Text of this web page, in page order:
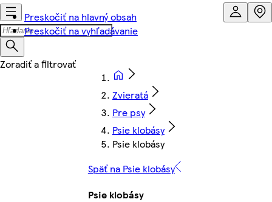
Preskočiť na hlavný obsah
Preskočiť na vyhľadávanie
Zvieratá
Pre psy
Psie klobásy
Psie klobásy
Späť na Psie klobásy
Psie klobásy